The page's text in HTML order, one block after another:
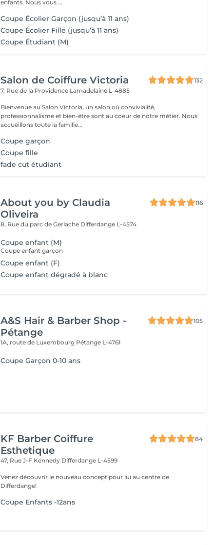
enfants. Nous vous ...
Coupe Écolier Garçon (jusqu’à 11 ans)
Coupe Écolier Fille (jusqu’à 11 ans)
Coupe Étudiant (M)
Salon de Coiffure Victoria
132
7, Rue de la Providence Lamadelaine L-4885
Bienvenue au Salon Victoria, un salon où convivialité,
professionnalisme et bien-être sont au coeur de notre métier. Nous
accueillons toute la famille...
Coupe garçon
Coupe fille
fade cut étudiant
About you by Claudia
Oliveira
116
8, Rue du parc de Gerlache Differdange L-4574
Coupe enfant (M)
Coupe enfant garçon
Coupe enfant (F)
Coupe enfant dégradé à blanc
A&S Hair & Barber Shop -
Pétange
105
1A, route de Luxembourg Pétange L-4761
Coupe Garçon 0-10 ans
KF Barber Coiffure
Esthetique
84
47, Rue J-F Kennedy Differdange L-4599
Venez découvrir le nouveau concept pour lui au centre de
Differdange!
Coupe Enfants -12ans